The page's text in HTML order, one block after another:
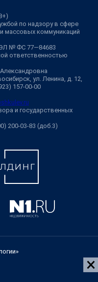
по надзору в сфере
массовых коммуникаций
№ ФС 77—84683
ответственностью
ул. Ленина, д. 12,
157-00-00
и государственных
200-03-83 (доб.3)